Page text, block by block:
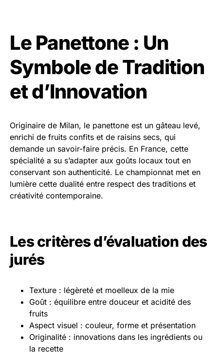
Le Panettone : Un
Symbole de Tradition
et d’Innovation
Originaire de Milan, le panettone est un gâteau levé,
enrichi de fruits confits et de raisins secs, qui
demande un savoir-faire précis. En France, cette
spécialité a su s’adapter aux goûts locaux tout en
conservant son authenticité. Le championnat met en
lumière cette dualité entre respect des traditions et
créativité contemporaine.
Les critères d’évaluation des
jurés
Texture : légèreté et moelleux de la mie
Goût : équilibre entre douceur et acidité des
fruits
Aspect visuel : couleur, forme et présentation
Originalité : innovations dans les ingrédients ou
la recette